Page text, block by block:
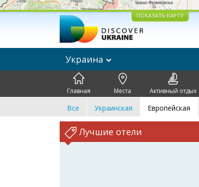
ПОКАЗАТЬ КАРТУ
Украина
Главная Места Активный отдых
Все Украинская Европейская
Лучшие отели